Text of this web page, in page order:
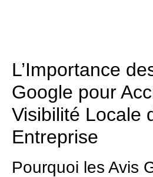
L’Importance
Google pour
Visibilité Locale
Entreprise
Pourquoi les Avis